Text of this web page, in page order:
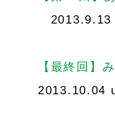
2013.9.13
【最終回】
2013.10.04